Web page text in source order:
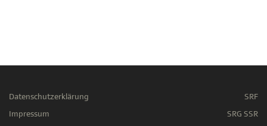
Datenschutzerklärung
Impressum
SRF
SRG SSR